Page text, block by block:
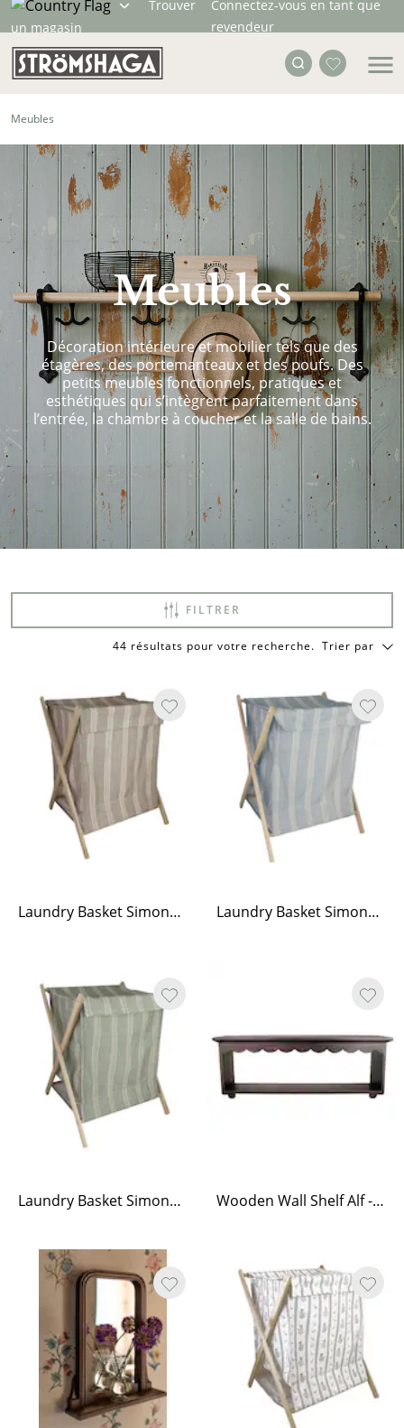
Trouver
un magasin
Connectez-vous en tant que
revendeur
Meubles
Meubles
Décoration intérieure et mobilier tels que des
étagères, des portemanteaux et des poufs. Des
petits meubles fonctionnels, pratiques et
esthétiques qui s’intègrent parfaitement dans
l’entrée, la chambre à coucher et la salle de bains.
FILTRER
44 résultats pour votre recherche. Trier par
Laundry Basket Simona Striped - Brown Laundry Basket Simona Striped - Blue
Laundry Basket Simona Striped - Green Wooden Wall Shelf Alf - Brown